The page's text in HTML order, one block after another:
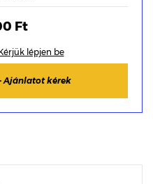
Ft
lépjen be
Ajánlatot kérek